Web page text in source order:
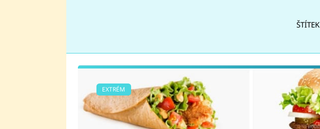
ŠTÍTEK
EXTRÉM